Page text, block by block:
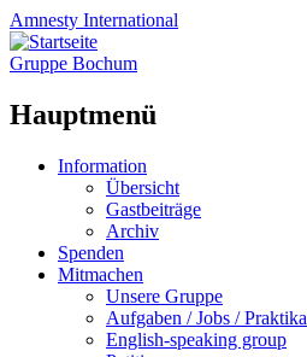
Amnesty International
Gruppe Bochum
Hauptmenü
Zum
Information
Übersicht
Gastbeiträge
Archiv
Spenden
Mitmachen
Unsere Gruppe
Aufgaben / Jobs / Praktika
English-speaking group